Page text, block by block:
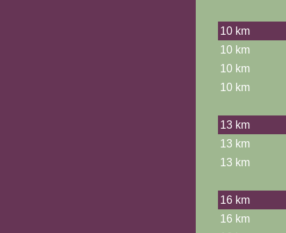
10 km
10 km
10 km
10 km
13 km
13 km
13 km
16 km
16 km